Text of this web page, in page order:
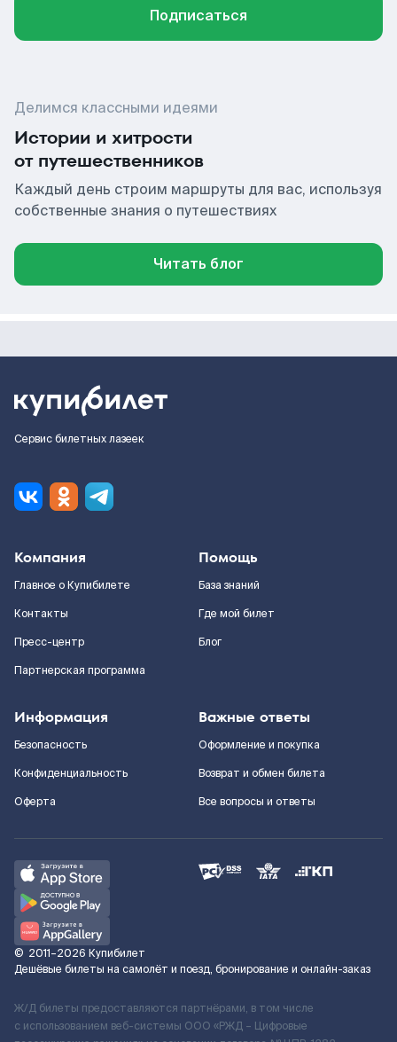
Подписаться
Делимся классными идеями
Истории и хитрости
от путешественников
Каждый день строим маршруты для вас, используя
собственные знания о путешествиях
Читать блог
Сервис билетных лазеек
Компания
Главное о Купибилете
Контакты
Пресс-центр
Партнерская программа
Помощь
База знаний
Где мой билет
Блог
Информация
Безопасность
Конфиденциальность
Оферта
Важные ответы
Оформление и покупка
Возврат и обмен билета
Все вопросы и ответы
© 2011–2026 Купибилет
Дешёвые билеты на самолёт и поезд, бронирование и онлайн-заказ
Ж/Д билеты предоставляются партнёрами, в том числе
с использованием веб-системы ООО «РЖД – Цифровые